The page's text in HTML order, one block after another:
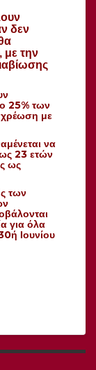
δεν
με την
25% των
με
να
23 ετών
ως
των
για όλα
Ιουνίου